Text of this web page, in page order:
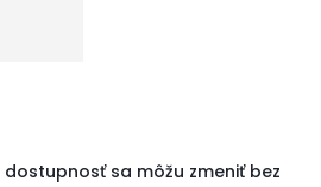
sa môžu zmeniť bez